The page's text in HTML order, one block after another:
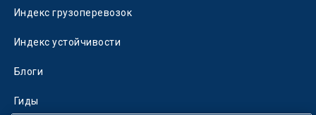
Индекс грузоперевозок
Индекс устойчивости
Блоги
Гиды